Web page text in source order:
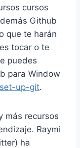
cursos
Github
que te harán
tocar o te
puedes
para Window
up-git.
más recursos
Raymi
ha